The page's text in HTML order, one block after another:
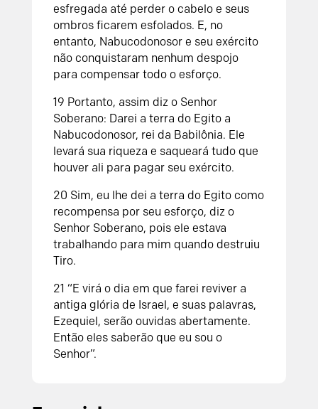
esfregada até perder o cabelo e seus
ombros ficarem esfolados. E, no
entanto, Nabucodonosor e seu exército
não conquistaram nenhum despojo
para compensar todo o esforço.
19 Portanto, assim diz o Senhor
Soberano: Darei a terra do Egito a
Nabucodonosor, rei da Babilônia. Ele
levará sua riqueza e saqueará tudo que
houver ali para pagar seu exército.
20 Sim, eu lhe dei a terra do Egito como
recompensa por seu esforço, diz o
Senhor Soberano, pois ele estava
trabalhando para mim quando destruiu
Tiro.
21 “E virá o dia em que farei reviver a
antiga glória de Israel, e suas palavras,
Ezequiel, serão ouvidas abertamente.
Então eles saberão que eu sou o
Senhor”.